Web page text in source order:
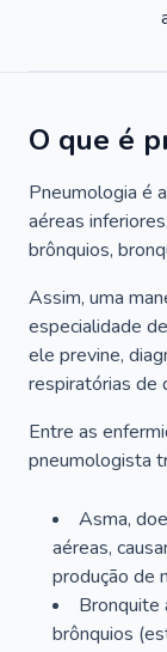
O que é
Pneumologia é
aéreas
brônquios,
Assim, uma
especialidade
ele previne,
respiratórias de
Entre as
pneumologista
Asma,
aéreas,
produção de
Bronquite
brônquios